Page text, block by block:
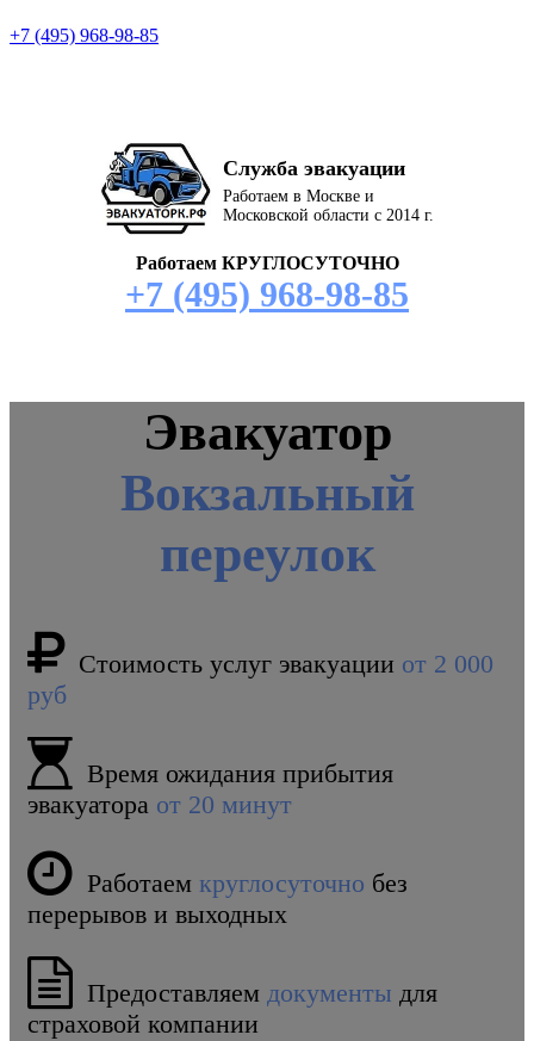
+7 (495) 968-98-85
Служба эвакуации
Работаем в Москве и
Московской области с 2014 г.
Работаем КРУГЛОСУТОЧНО
+7 (495) 968-98-85
Эвакуатор
Вокзальный
переулок
Стоимость услуг эвакуации от 2 000
руб
Время ожидания прибытия
эвакуатора от 20 минут
Работаем круглосуточно без
перерывов и выходных
Предоставляем документы для
страховой компании